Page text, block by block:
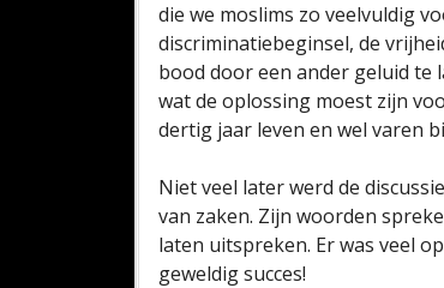
die we moslims zo veelvuldig
discriminatiebeginsel, de
bood door een ander geluid te
wat de oplossing moest zijn
dertig jaar leven en wel varen
Niet veel later werd de
van zaken. Zijn woorden
laten uitspreken. Er was veel
geweldig succes!